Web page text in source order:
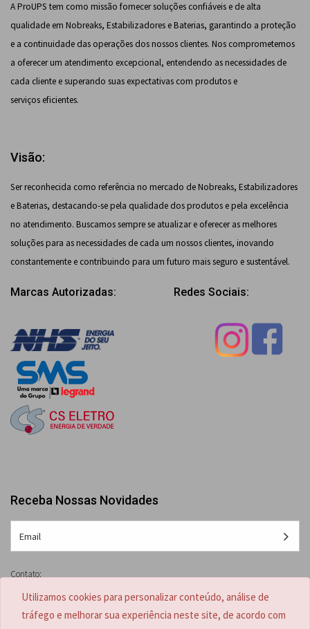
A ProUPS tem como missão fornecer soluções confiáveis e de alta
qualidade em Nobreaks, Estabilizadores e Baterias, garantindo a proteção
e a continuidade das operações dos nossos clientes. Nos comprometemos
a oferecer um atendimento excepcional, entendendo as necessidades de
cada cliente e superando suas expectativas com produtos e
serviços eficientes.
Visão:
Ser reconhecida como referência no mercado de Nobreaks, Estabilizadores
e Baterias, destacando-se pela qualidade dos produtos e pela excelência
no atendimento. Buscamos sempre se atualizar e oferecer as melhores
soluções para as necessidades de cada um nossos clientes, inovando
constantemente e contribuindo para um futuro mais seguro e sustentável.
Marcas Autorizadas: Redes Sociais:
Receba Nossas Novidades
Contato:
(47) 98853-8233
contato@proups.com.br
Utilizamos cookies para personalizar conteúdo, análise de
tráfego e melhorar sua experiência neste site, de acordo com